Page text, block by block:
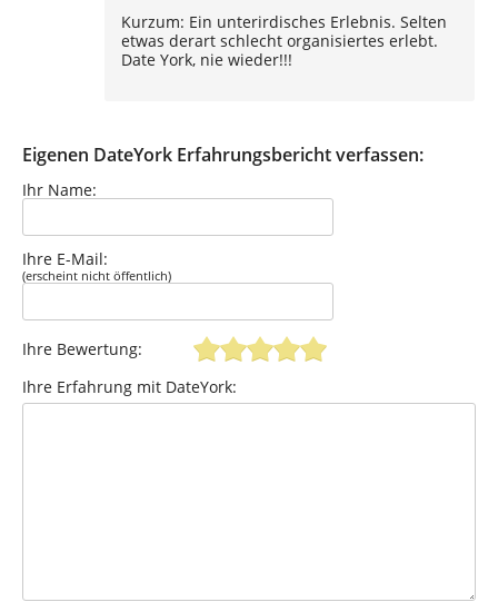
Kurzum: Ein unterirdisches Erlebnis. Selten
etwas derart schlecht organisiertes erlebt.
Date York, nie wieder!!!
Eigenen DateYork Erfahrungsbericht verfassen:
Ihr Name:
Ihre E-Mail:
(erscheint nicht öffentlich)
Ihre Bewertung:
Ihre Erfahrung mit DateYork: